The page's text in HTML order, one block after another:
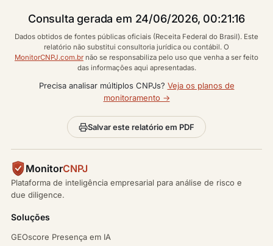
Consulta gerada em 24/06/2026, 00:21:16
Dados obtidos de fontes públicas oficiais (Receita Federal do Brasil). Este
relatório não substitui consultoria jurídica ou contábil. O
MonitorCNPJ.com.br não se responsabiliza pelo uso que venha a ser feito
das informações aqui apresentadas.
Precisa analisar múltiplos CNPJs? Veja os planos de
monitoramento →
Salvar este relatório em PDF
MonitorCNPJ
Plataforma de inteligência empresarial para análise de risco e
due diligence.
Soluções
GEOscore Presença em IA